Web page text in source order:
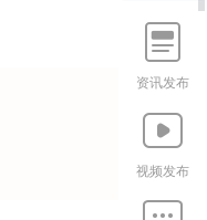
资讯发布
视频发布